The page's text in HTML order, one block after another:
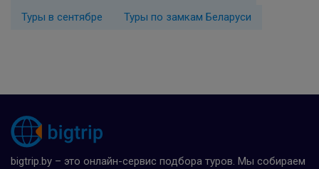
Туры в сентябре
Туры по замкам Беларуси
bigtrip.by – это онлайн-сервис подбора туров. Мы собираем